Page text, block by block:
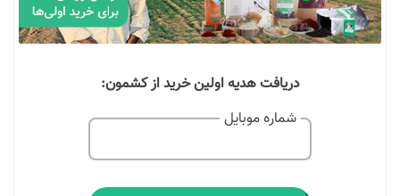
دریافت هدیه اولین خرید از کشمون:
شماره موبایل